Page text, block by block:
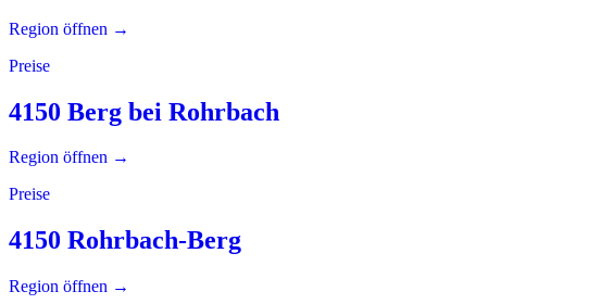
Region öffnen →
Preise
4150 Berg bei Rohrbach
Region öffnen →
Preise
4150 Rohrbach-Berg
Region öffnen →